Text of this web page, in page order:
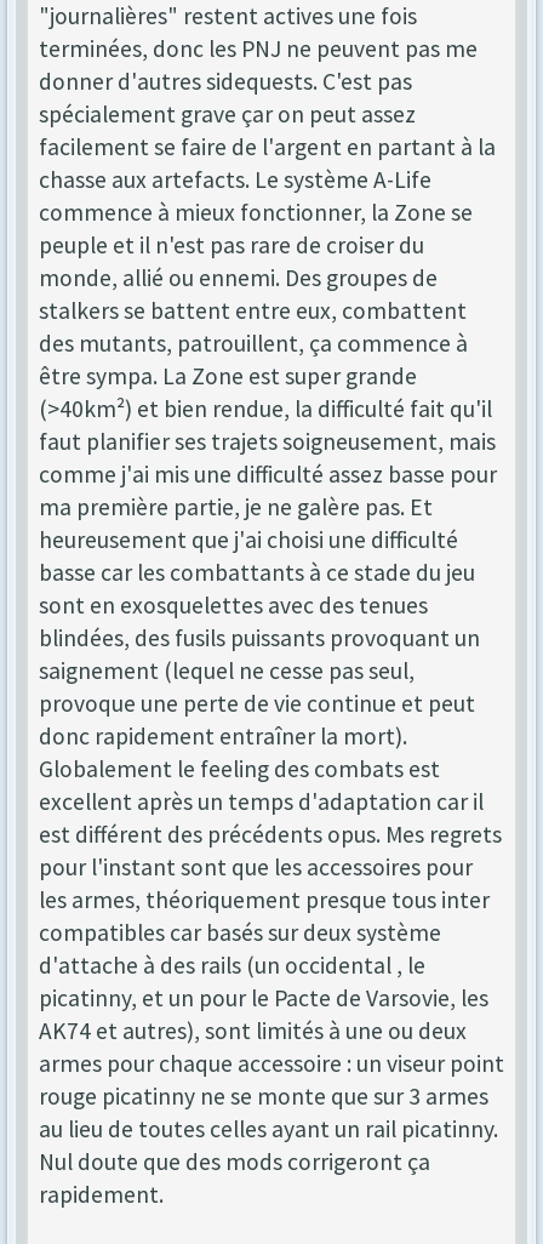
"journalières" restent actives une fois
terminées, donc les PNJ ne peuvent pas me
donner d'autres sidequests. C'est pas
spécialement grave çar on peut assez
facilement se faire de l'argent en partant à la
chasse aux artefacts. Le système A-Life
commence à mieux fonctionner, la Zone se
peuple et il n'est pas rare de croiser du
monde, allié ou ennemi. Des groupes de
stalkers se battent entre eux, combattent
des mutants, patrouillent, ça commence à
être sympa. La Zone est super grande
(>40km²) et bien rendue, la difficulté fait qu'il
faut planifier ses trajets soigneusement, mais
comme j'ai mis une difficulté assez basse pour
ma première partie, je ne galère pas. Et
heureusement que j'ai choisi une difficulté
basse car les combattants à ce stade du jeu
sont en exosquelettes avec des tenues
blindées, des fusils puissants provoquant un
saignement (lequel ne cesse pas seul,
provoque une perte de vie continue et peut
donc rapidement entraîner la mort).
Globalement le feeling des combats est
excellent après un temps d'adaptation car il
est différent des précédents opus. Mes regrets
pour l'instant sont que les accessoires pour
les armes, théoriquement presque tous inter
compatibles car basés sur deux système
d'attache à des rails (un occidental , le
picatinny, et un pour le Pacte de Varsovie, les
AK74 et autres), sont limités à une ou deux
armes pour chaque accessoire : un viseur point
rouge picatinny ne se monte que sur 3 armes
au lieu de toutes celles ayant un rail picatinny.
Nul doute que des mods corrigeront ça
rapidement.